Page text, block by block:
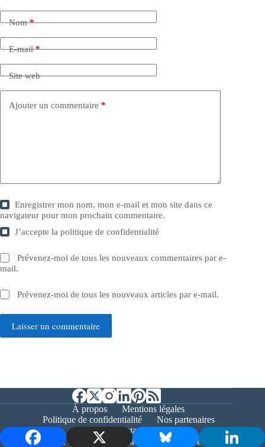
Nom*
E-mail*
Site web
Ajouter un commentaire *
Enregistrer mon nom, mon e-mail et mon site dans ce
navigateur pour mon prochain commentaire.
J’accepte lapolitique de confidentialité
Prévenez-moi de tous les nouveaux commentaires par e-
mail.
Prévenez-moi de tous les nouveaux articles par e-mail.
Laisser un commentaire
À propos
Mentions légales
Politique de confidentialité
Nos partenaires
Contact
Copyright © 2026 - Bernieshoot.fr Journal Web